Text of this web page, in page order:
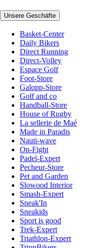
Unsere Geschäfte
Basket-Center
Daily Bikers
Direct Running
Direct-Volley
Espace Golf
Foot-Store
Galopp-Store
Golf and co
Handball-Store
House of Rugby
La sellerie de Maé
Made in Paradis
Nauti-wave
On-Fight
Padel-Expert
Pecheur-Store
Pet and Garden
Slowood Interior
Smash-Expert
Sneak'In
Sneakids
Sport is good
Trek-Expert
Triathlon-Expert